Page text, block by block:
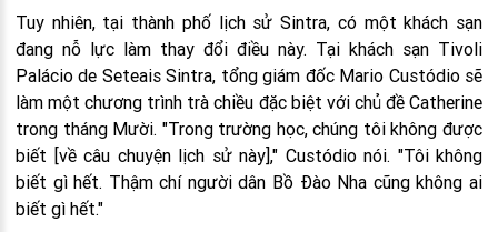
Tuy nhiên, tại thành phố lịch sử Sintra, có một khách sạn
đang nỗ lực làm thay đổi điều này. Tại khách sạn Tivoli
Palácio de Seteais Sintra, tổng giám đốc Mario Custódio sẽ
làm một chương trình trà chiều đặc biệt với chủ đề Catherine
trong tháng Mười. "Trong trường học, chúng tôi không được
biết [về câu chuyện lịch sử này]," Custódio nói. "Tôi không
biết gì hết. Thậm chí người dân Bồ Đào Nha cũng không ai
biết gì hết."